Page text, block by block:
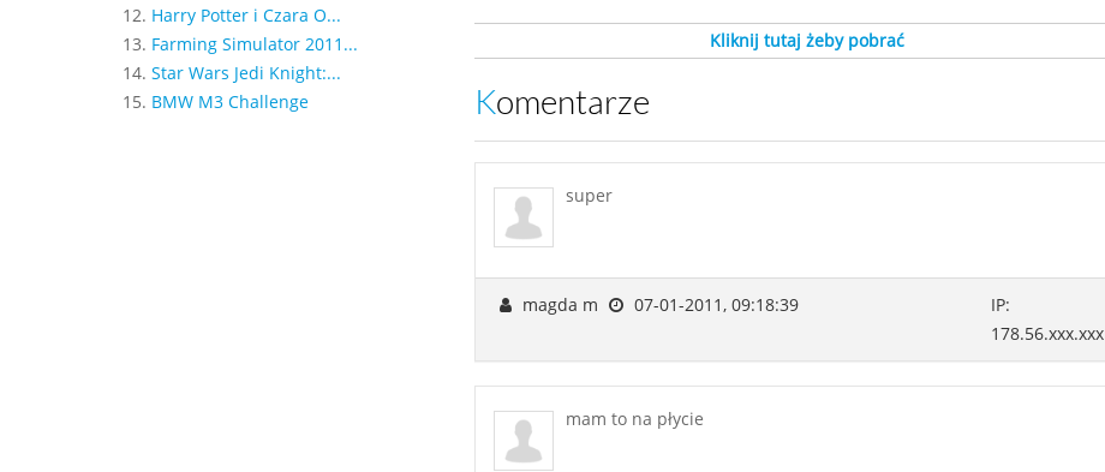
12. Harry Potter i Czara O...
13. Farming Simulator 2011...
14. Star Wars Jedi Knight:...
15. BMW M3 Challenge
Kliknij tutaj żeby pobrać
Komentarze
super
magda m 07-01-2011, 09:18:39
IP:
178.56.xxx.xxx
mam to na płycie